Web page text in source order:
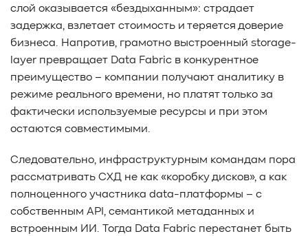
слой оказывается «бездыханным»: страдает
задержка, взлетает стоимость и теряется доверие
бизнеса. Напротив, грамотно выстроенный storage-
layer превращает Data Fabric в конкурентное
преимущество – компании получают аналитику в
режиме реального времени, но платят только за
фактически используемые ресурсы и при этом
остаются совместимыми.
Следовательно, инфраструктурным командам пора
рассматривать СХД не как «коробку дисков», а как
полноценного участника data-платформы – с
собственным API, семантикой метаданных и
встроенным ИИ. Тогда Data Fabric перестанет быть